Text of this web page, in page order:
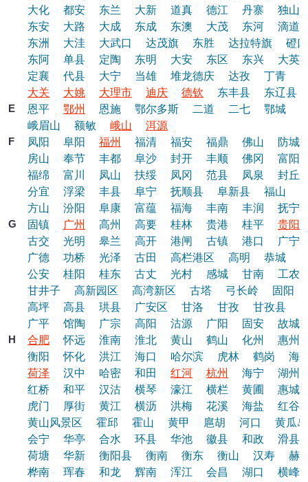
大化
都安 东兰 大新 道真 德江 丹寨
独山
东安
大路 大成 东成 东澳 大茂 东河
滴道
东洲
大洼 大武口 达茂旗 东胜 达拉特旗
磴口
东阿
单县 定陶 东明 大安 东区 东兴
大英
定襄
代县 大宁 当雄 堆龙德庆 达孜 丁青
大关
大姚 大理市 迪庆 德钦 东丰县
东辽县
E
恩平 鄂州 恩施 鄂尔多斯 二道 二七 鄂城
峨眉山
额敏 峨山
洱源
F
凤阳 阜阳 福州 福清 福安 福鼎 佛山
防城
房山
奉节 丰都 阜沙 封开 丰顺 佛冈
富阳
福绵
富川 凤山 扶绥 凤冈 范县 凤泉
封丘
分宜
浮梁 丰县 阜宁 抚顺县 阜新县 福山
方山
汾阳 阜康 富蕴 福海 丰南 丰润
抚宁
G
固镇 广州 高州 高要 桂林 贵港 桂平
贵阳
古交
光明 皋兰 高开 港闸 古镇 港口
广宁
广德
功桥 光泽 古田 高栏港区 高明 恭城
公安
桂阳 桂东 古丈 光村 感城 甘南
工农
甘井子
高新园区 高湾新区 古塔 弓长岭
固阳
高坪
高县 珙县 广安区 甘洛 甘孜 甘孜县
广平
馆陶 广宗 高阳 沽源 广阳 固安
故城
H
合肥 怀远 淮南 淮北 黄山 鹤山 化州
惠州
衡阳
怀化 洪江 海口 哈尔滨 虎林 鹤岗
海
荷泽
汉中 哈密 和田 红河 杭州 海宁
湖州
红桥
和平 汉沽 横琴 濠江 横栏 黄圃
惠城
虎门
厚街 黄江 横沥 洪梅 花溪 海盐
红谷
黄山风景区
霍邱 霍山 黄甲 扈胡 河口
黄瓜岛
会宁
华亭 合水 环县 华池 徽县 和政
滑县
荷塘
华新 衡阳县 衡南 衡东 衡山 汉寿
赫
桦南
珲春 和龙 辉南 浑江 会昌 湖口
横峰